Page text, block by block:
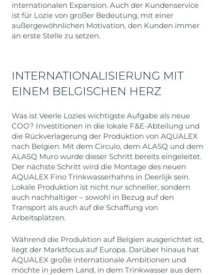
internationalen Expansion. Auch der Kundenservice
ist für Lozie von großer Bedeutung, mit einer
außergewöhnlichen Motivation, den Kunden immer
an erste Stelle zu setzen.
INTERNATIONALISIERUNG MIT
EINEM BELGISCHEN HERZ
Was ist Veerle Lozies wichtigste Aufgabe als neue
COO? Investitionen in die lokale F&E-Abteilung und
die Rückverlagerung der Produktion von AQUALEX
nach Belgien. Mit dem Circulo, dem ALASQ und dem
ALASQ Muro wurde dieser Schritt bereits eingeleitet.
Der nächste Schritt wird die Montage des neuen
AQUALEX Fino Trinkwasserhahns in Deerlijk sein.
Lokale Produktion ist nicht nur schneller, sondern
auch nachhaltiger – sowohl in Bezug auf den
Transport als auch auf die Schaffung von
Arbeitsplätzen.
Während die Produktion auf Belgien ausgerichtet ist,
liegt der Marktfocus auf Europa. Darüber hinaus hat
AQUALEX große internationale Ambitionen und
möchte in jedem Land, in dem Trinkwasser aus dem